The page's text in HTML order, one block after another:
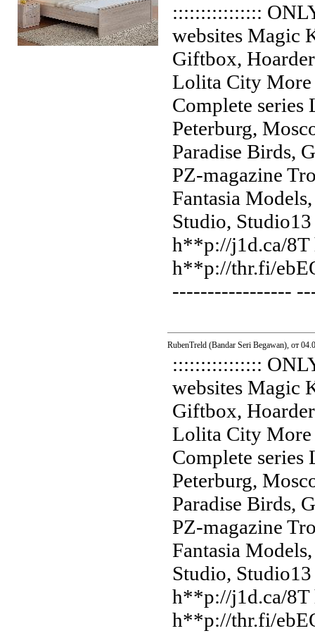
::::::::::::::::
websites Magic
Giftbox,
Lolita City More
Complete
Peterburg,
Paradise Birds,
PZ-magazine
Fantasia
Studio,
h**p://j1d.ca/
h**p://thr.fi/
-----------------
RubenTreld (Bandar Seri Begawan), от
::::::::::::::::
websites Magic
Giftbox,
Lolita City More
Complete
Peterburg,
Paradise Birds,
PZ-magazine
Fantasia
Studio,
h**p://j1d.ca/
h**p://thr.fi/